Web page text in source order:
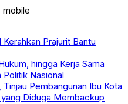
Prajurit Bantu
hingga Kerja Sama
Politik Nasional
Pembangunan Ibu Kota
Diduga Membackup